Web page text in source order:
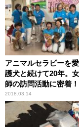
アニマルセラピーを
護犬と続けて20年。
師の訪問活動に密着！
2018.03.14